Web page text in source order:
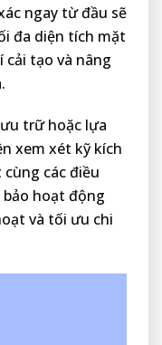
ngay từ đầu sẽ
đa diện tích mặt
cải tạo và nâng
trữ hoặc lựa
xem xét kỹ kích
các điều
hoạt động
và tối ưu chi